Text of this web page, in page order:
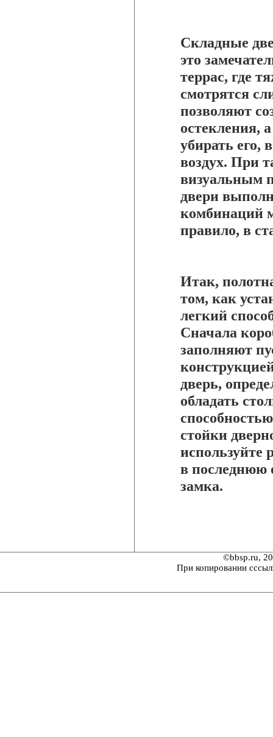
Складные
это
террас, где
смотрятся
позволяют
остекления,
убирать его,
воздух. При
визуальным
двери
комбинаций
правило, в
Итак,
том, как
легкий
Сначала
заполняют
дверь,
обладать
стойки
используйте
в последнюю
замка.
©bbsp.ru,
При копировании